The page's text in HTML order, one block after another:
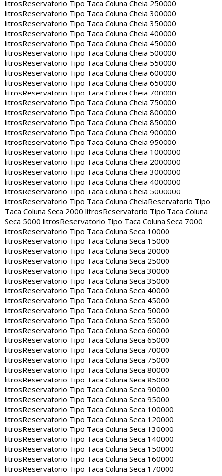
litrosReservatorio Tipo Taca Coluna Cheia 250000
litrosReservatorio Tipo Taca Coluna Cheia 300000
litrosReservatorio Tipo Taca Coluna Cheia 350000
litrosReservatorio Tipo Taca Coluna Cheia 400000
litrosReservatorio Tipo Taca Coluna Cheia 450000
litrosReservatorio Tipo Taca Coluna Cheia 500000
litrosReservatorio Tipo Taca Coluna Cheia 550000
litrosReservatorio Tipo Taca Coluna Cheia 600000
litrosReservatorio Tipo Taca Coluna Cheia 650000
litrosReservatorio Tipo Taca Coluna Cheia 700000
litrosReservatorio Tipo Taca Coluna Cheia 750000
litrosReservatorio Tipo Taca Coluna Cheia 800000
litrosReservatorio Tipo Taca Coluna Cheia 850000
litrosReservatorio Tipo Taca Coluna Cheia 900000
litrosReservatorio Tipo Taca Coluna Cheia 950000
litrosReservatorio Tipo Taca Coluna Cheia 1000000
litrosReservatorio Tipo Taca Coluna Cheia 2000000
litrosReservatorio Tipo Taca Coluna Cheia 3000000
litrosReservatorio Tipo Taca Coluna Cheia 4000000
litrosReservatorio Tipo Taca Coluna Cheia 5000000
litrosReservatorio Tipo Taca Coluna CheiaReservatorio Tipo
Taca Coluna Seca 2000 litrosReservatorio Tipo Taca Coluna
Seca 5000 litrosReservatorio Tipo Taca Coluna Seca 7000
litrosReservatorio Tipo Taca Coluna Seca 10000
litrosReservatorio Tipo Taca Coluna Seca 15000
litrosReservatorio Tipo Taca Coluna Seca 20000
litrosReservatorio Tipo Taca Coluna Seca 25000
litrosReservatorio Tipo Taca Coluna Seca 30000
litrosReservatorio Tipo Taca Coluna Seca 35000
litrosReservatorio Tipo Taca Coluna Seca 40000
litrosReservatorio Tipo Taca Coluna Seca 45000
litrosReservatorio Tipo Taca Coluna Seca 50000
litrosReservatorio Tipo Taca Coluna Seca 55000
litrosReservatorio Tipo Taca Coluna Seca 60000
litrosReservatorio Tipo Taca Coluna Seca 65000
litrosReservatorio Tipo Taca Coluna Seca 70000
litrosReservatorio Tipo Taca Coluna Seca 75000
litrosReservatorio Tipo Taca Coluna Seca 80000
litrosReservatorio Tipo Taca Coluna Seca 85000
litrosReservatorio Tipo Taca Coluna Seca 90000
litrosReservatorio Tipo Taca Coluna Seca 95000
litrosReservatorio Tipo Taca Coluna Seca 100000
litrosReservatorio Tipo Taca Coluna Seca 120000
litrosReservatorio Tipo Taca Coluna Seca 130000
litrosReservatorio Tipo Taca Coluna Seca 140000
litrosReservatorio Tipo Taca Coluna Seca 150000
litrosReservatorio Tipo Taca Coluna Seca 160000
litrosReservatorio Tipo Taca Coluna Seca 170000